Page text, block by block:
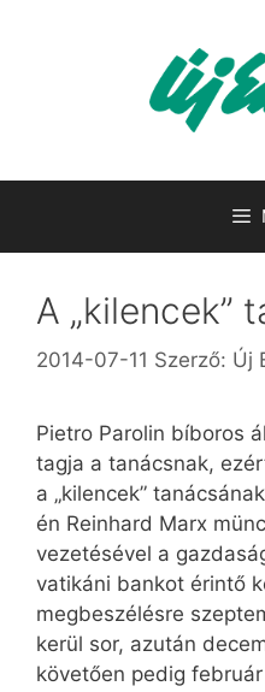
A „kilencek”
2014-07-11 Szerző: Új
Pietro Parolin bíboros
tagja a tanácsnak,
a „kilencek”
én Reinhard Marx
vezetésével a
vatikáni bankot érintő
megbeszélésre
kerül sor, azután
követően pedig